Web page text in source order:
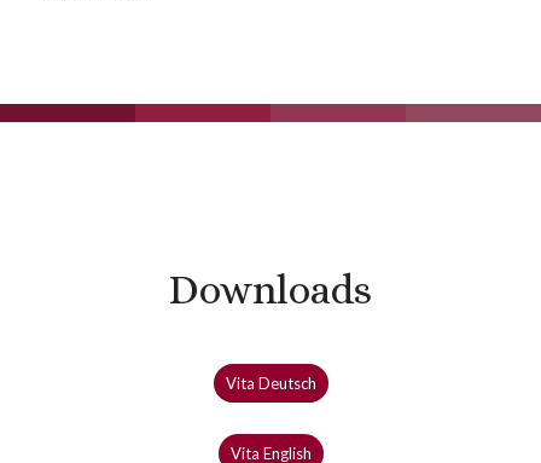
Downloads
Vita Deutsch
Vita English